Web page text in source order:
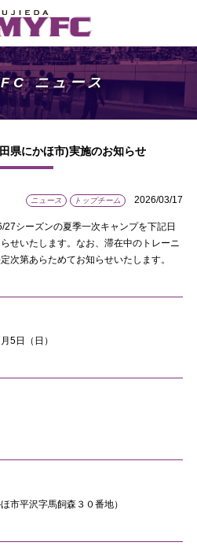
ニュース
県にかほ市)実施のお知らせ
ニュース トップチーム 2026/03/17
シーズンの夏季一次キャンプを下記日
せいたします。なお、滞在中のトレーニ
次第あらためてお知らせいたします。
5日（日）
市平沢字馬飼森３０番地）